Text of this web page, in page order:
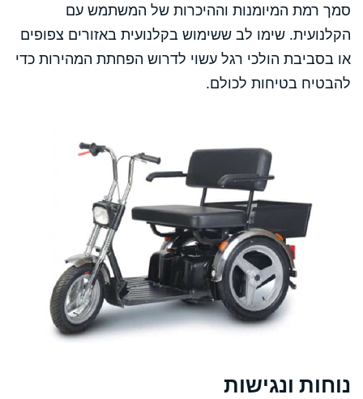
סמך רמת המיומנות וההיכרות של המשתמש עם
הקלנועית. שימו לב ששימוש בקלנועית באזורים צפופים
או בסביבת הולכי רגל עשוי לדרוש הפחתת המהירות כדי
להבטיח בטיחות לכולם.
נוחות ונגישות